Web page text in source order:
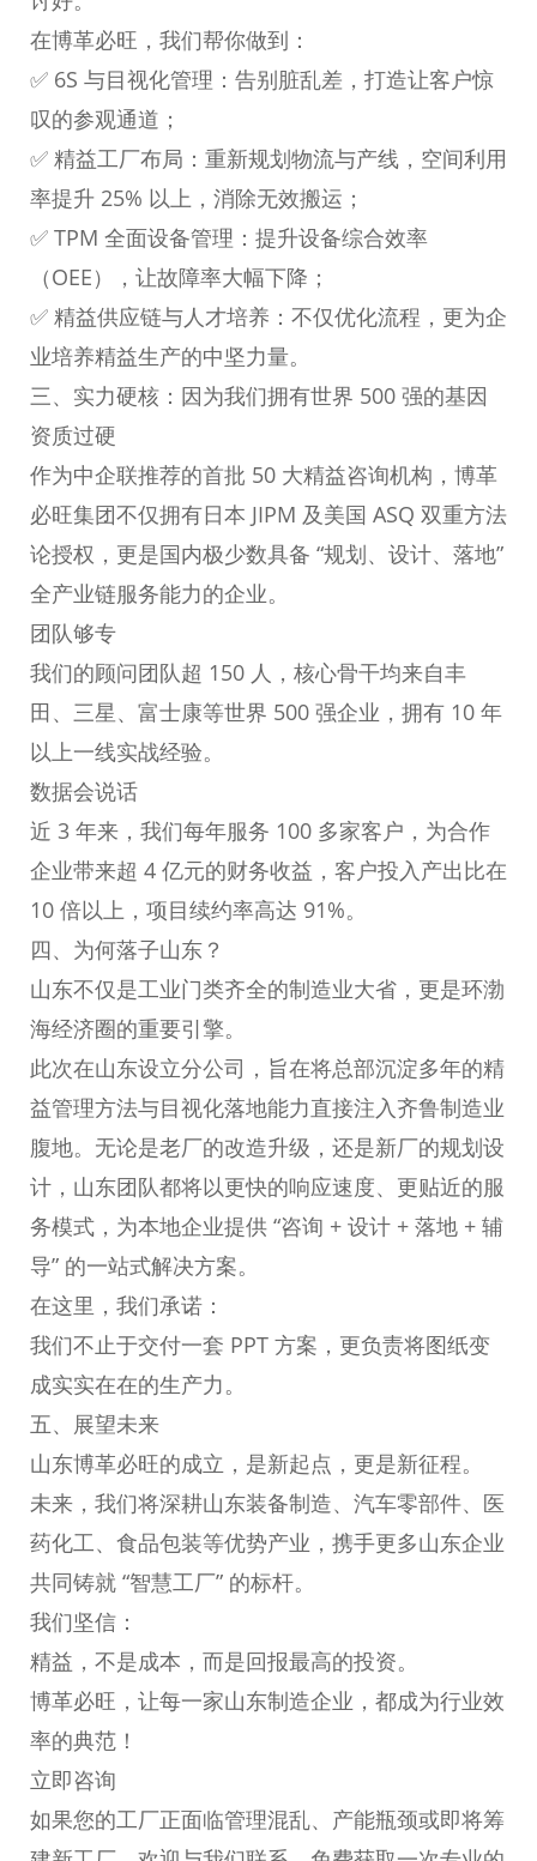
在博革必旺，我们帮你做到：
✅ 6S 与目视化管理：告别脏乱差，打造让客户惊
叹的参观通道；
✅ 精益工厂布局：重新规划物流与产线，空间利用
率提升 25% 以上，消除无效搬运；
✅ TPM 全面设备管理：提升设备综合效率
（OEE），让故障率大幅下降；
✅ 精益供应链与人才培养：不仅优化流程，更为企
业培养精益生产的中坚力量。
三、实力硬核：因为我们拥有世界 500 强的基因
资质过硬
作为中企联推荐的首批 50 大精益咨询机构，博革
必旺集团不仅拥有日本 JIPM 及美国 ASQ 双重方法
论授权，更是国内极少数具备 “规划、设计、落地”
全产业链服务能力的企业。
团队够专
我们的顾问团队超 150 人，核心骨干均来自丰
田、三星、富士康等世界 500 强企业，拥有 10 年
以上一线实战经验。
数据会说话
近 3 年来，我们每年服务 100 多家客户，为合作
企业带来超 4 亿元的财务收益，客户投入产出比在
10 倍以上，项目续约率高达 91%。
四、为何落子山东？
山东不仅是工业门类齐全的制造业大省，更是环渤
海经济圈的重要引擎。
此次在山东设立分公司，旨在将总部沉淀多年的精
益管理方法与目视化落地能力直接注入齐鲁制造业
腹地。无论是老厂的改造升级，还是新厂的规划设
计，山东团队都将以更快的响应速度、更贴近的服
务模式，为本地企业提供 “咨询 + 设计 + 落地 + 辅
导” 的一站式解决方案。
在这里，我们承诺：
我们不止于交付一套 PPT 方案，更负责将图纸变
成实实在在的生产力。
五、展望未来
山东博革必旺的成立，是新起点，更是新征程。
未来，我们将深耕山东装备制造、汽车零部件、医
药化工、食品包装等优势产业，携手更多山东企业
共同铸就 “智慧工厂” 的标杆。
我们坚信：
精益，不是成本，而是回报最高的投资。
博革必旺，让每一家山东制造企业，都成为行业效
率的典范！
立即咨询
如果您的工厂正面临管理混乱、产能瓶颈或即将筹